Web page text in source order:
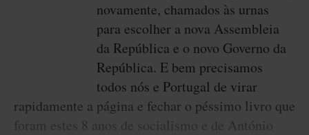
novamente, chamados às urnas
para escolher a nova Assembleia
da República e o novo Governo da
República. E bem precisamos
todos nós e Portugal de virar
rapidamente a página e fechar o péssimo livro que
foram estes 8 anos de socialismo e de António